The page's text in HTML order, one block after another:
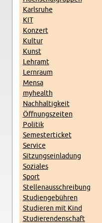
Karl­sruhe
KIT
Konz­ert
Kul­tur
Kunst
Lehramt
Lern­raum
Mensa
my­health
Nach­haltigkeit
Öff­nungszeiten
Poli­tik
Se­mes­terticket
Ser­vice
Sitzung­sein­ladung
Soziales
Sport
Stel­lenauss­chrei­bung
Stu­di­engebühren
Studieren mit Kind
Studieren­den­schaft